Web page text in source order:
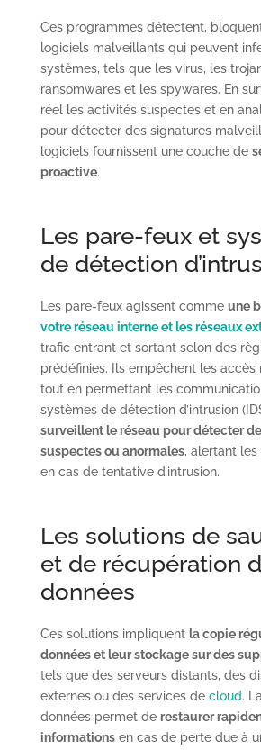
Ces programmes détectent,
logiciels malveillants qui peuvent
systèmes, tels que les virus, les
ransomwares et les spywares. En
réel les activités suspectes et en
pour détecter des signatures
logiciels fournissent une couche de
proactive.
Les pare-feux et
de détection
Les pare-feux agissent comme une
votre réseau interne et les réseaux
trafic entrant et sortant selon des
prédéfinies. Ils empêchent les accès
tout en permettant les
systèmes de détection d’intrusion
surveillent le réseau pour détecter
suspectes ou anormales, alertant
en cas de tentative d’intrusion.
Les solutions de
et de récupération
données
Ces solutions impliquent la copie
données et leur stockage sur des
tels que des serveurs distants, des
externes ou des services de cloud.
données permet de restaurer
informationsen cas de perte due à